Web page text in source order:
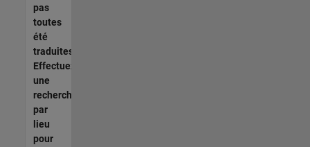
pas
toutes
été
traduites.
Effectuez
une
recherche
par
lieu
pour